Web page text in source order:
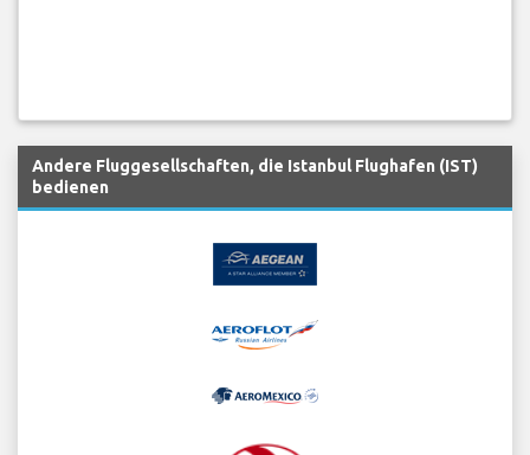
Andere Fluggesellschaften, die Istanbul Flughafen (IST)
bedienen